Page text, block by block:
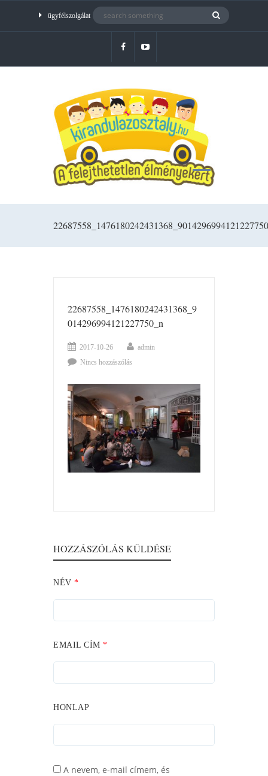
ügyfélszolgálat
22687558_1476180242431368_9
014296994121227750_n
2017-10-26
admin
Nincs hozzászólás
HOZZÁSZÓLÁS KÜLDÉSE
NÉV *
EMAIL CÍM *
HONLAP
A nevem, e-mail címem, és